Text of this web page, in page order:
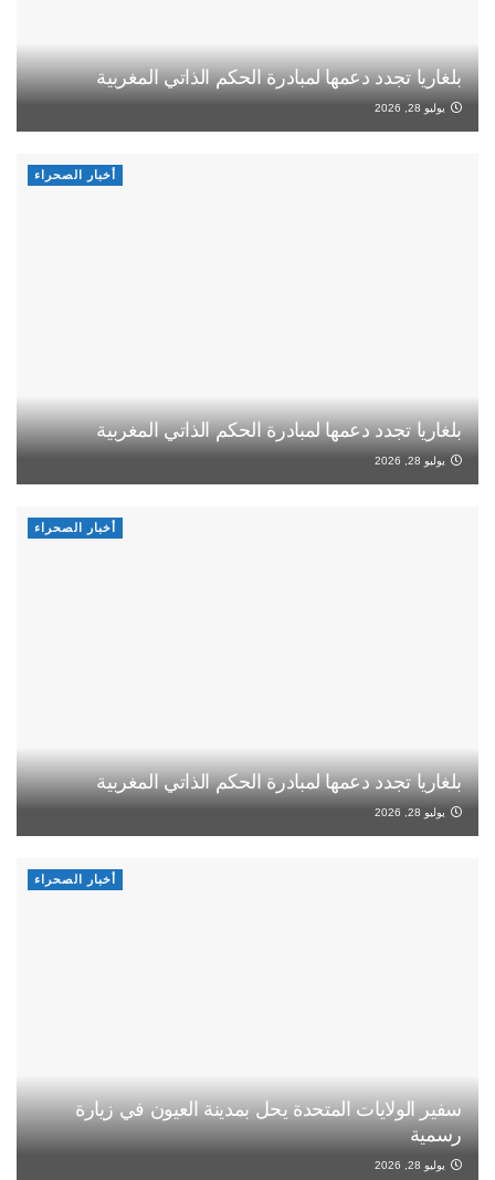
بلغاريا تجدد دعمها لمبادرة الحكم الذاتي المغربية
يوليو 28, 2026
أخبار الصحراء
بلغاريا تجدد دعمها لمبادرة الحكم الذاتي المغربية
يوليو 28, 2026
أخبار الصحراء
بلغاريا تجدد دعمها لمبادرة الحكم الذاتي المغربية
يوليو 28, 2026
أخبار الصحراء
سفير الولايات المتحدة يحل بمدينة العيون في زيارة
رسمية
يوليو 28, 2026